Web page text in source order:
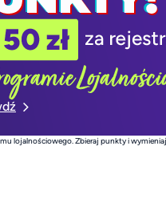
lojalnościowego. Zbieraj punkty i